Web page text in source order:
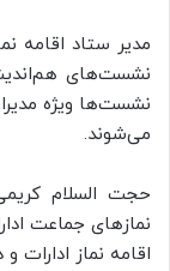
مدیر ستاد اقامه
نشست‌های
نشست‌ها ویژه
می‌شوند.
حجت السلام
نمازهای جماعت
اقامه نماز ادارات